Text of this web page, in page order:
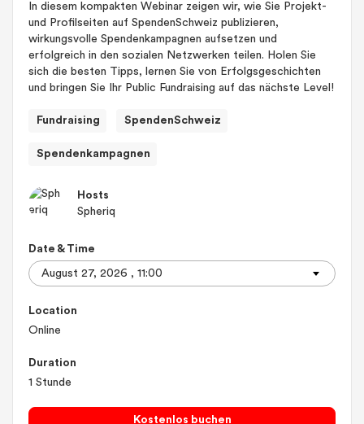
In diesem kompakten Webinar zeigen wir, wie Sie Projekt-
und Profilseiten auf SpendenSchweiz publizieren,
wirkungsvolle Spendenkampagnen aufsetzen und
erfolgreich in den sozialen Netzwerken teilen. Holen Sie
sich die besten Tipps, lernen Sie von Erfolgsgeschichten
und bringen Sie Ihr Public Fundraising auf das nächste Level!
Fundraising SpendenSchweiz
Spendenkampagnen
Hosts
Spheriq
Date & Time
Location
Online
Duration
1 Stunde
Kostenlos buchen